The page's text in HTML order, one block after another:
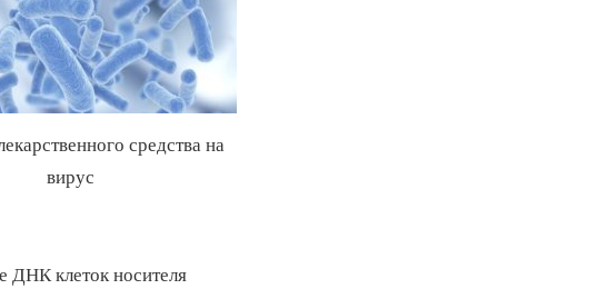
средства на
вирус
ДНК клеток носителя